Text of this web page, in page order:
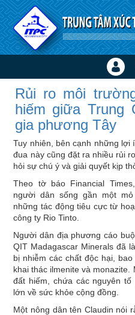
Truy cập nội dung luôn
Rủi ro môi
đất hiếm giữa
các quốc gia
quốc tế
Đăng
Rủi ro môi
hiếm giữa Trung
gia phương Tây
Tuy nhiên, bên cạnh những lợi
đua này cũng đặt ra nhiều rủi
hỏi sự chú ý và giải quyết kịp
Theo tờ báo Financial
người dân sống gần một
những tác động tiêu cực từ
công ty Rio Tinto.
Người dân địa phương cáo
QIT Madagascar Minerals đã
bị nhiễm các chất độc hại,
khai thác ilmenite và monazite.
đất hiếm, chứa các nguyên
lớn về sức khỏe cộng đồng.
Một nông dân tên Claudin nói